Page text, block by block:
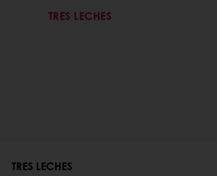
TRES LECHES
TRES LECHES